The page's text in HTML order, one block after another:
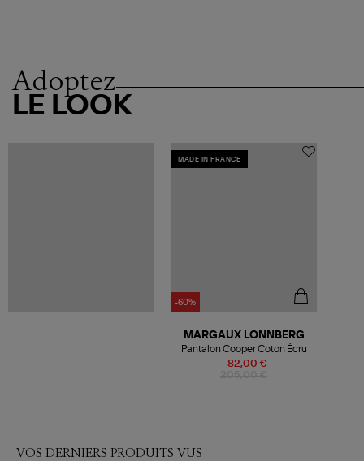
Adoptez
LE LOOK
MADE IN FRANCE
-60%
82,00 €
MARGAUX LONNBERG
Pantalon Cooper Coton Écru
VOS DERNIERS PRODUITS VUS